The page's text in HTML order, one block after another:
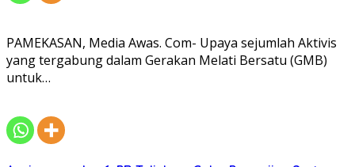
PAMEKASAN, Media Awas. Com- Upaya sejumlah Aktivis
yang tergabung dalam Gerakan Melati Bersatu (GMB)
untuk…